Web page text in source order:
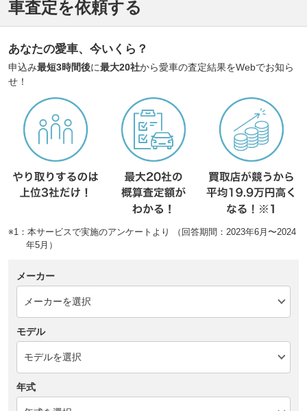
車査定を依頼する
あなたの愛車、今いくら？
申込み最短3時間後に最大20社から愛車の査定結果をWebでお知ら
せ！
※1：本サービスで実施のアンケートより （回答期間：2023年6月〜2024
年5月）
メーカー
モデル
年式